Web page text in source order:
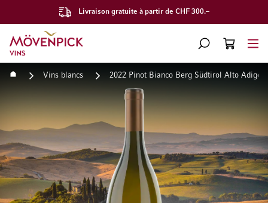
Livraison gratuite à partir de CHF 300.–
Aller à la page d'accueil
CHERCHERPANIER
Accueil Vins blancs 2022 Pinot Bianco Berg Südtirol Alto Adige
Passer à la fin de la galerie d’images